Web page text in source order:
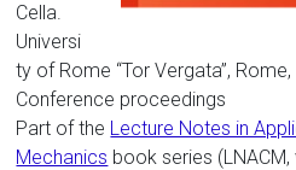
Cella.
Universi
ty of Rome “Tor Vergata”,
Conference proceedings
Part of the Lecture Notes in
Mechanics book series